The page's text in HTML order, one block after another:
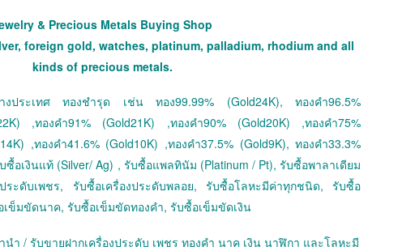
& Precious Metals Buying Shop
foreign gold, watches, platinum, palladium, rhodium and all
kinds of precious metals.
งประเทศ ทองชำรุด เช่น ทอง99.99% (Gold24K), ทองคำ96.5%
,ทองคำ91% (Gold21K) ,ทองคำ90% (Gold20K) ,ทองคำ75%
,ทองคำ41.6% (Gold10K) ,ทองคำ37.5% (Gold9K), ทองคำ33.3%
ซื้อเงินแท้ (Silver/ Ag) , รับซื้อแพลทินัม (Platinum / Pt), รับซื้อพาลาเดียม
ระดับเพชร, รับซื้อเครื่องประดับพลอย, รับซื้อโลหะมีค่าทุกชนิด, รับซื้อ
ข็มขัดนาค, รับซื้อเข็มขัดทองคำ, รับซื้อเข็มขัดเงิน
ำ / รับขายฝากเครื่องประดับ เพชร ทองคำ นาค เงิน นาฬิกา และโลหะมี